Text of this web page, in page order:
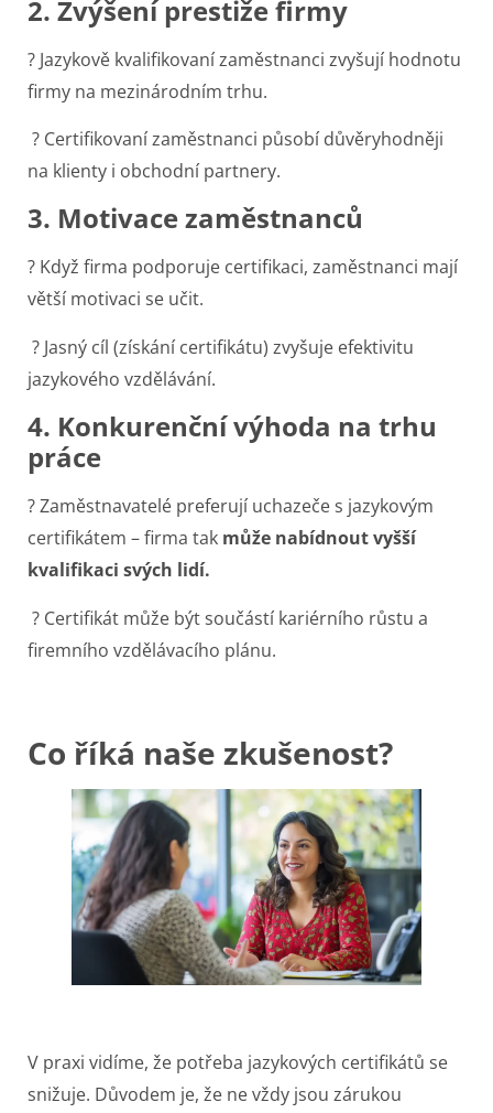
2. Zvýšení prestiže firmy
? Jazykově kvalifikovaní zaměstnanci zvyšují hodnotu
firmy na mezinárodním trhu.
? Certifikovaní zaměstnanci působí důvěryhodněji
na klienty i obchodní partnery.
3. Motivace zaměstnanců
? Když firma podporuje certifikaci, zaměstnanci mají
větší motivaci se učit.
? Jasný cíl (získání certifikátu) zvyšuje efektivitu
jazykového vzdělávání.
4. Konkurenční výhoda na trhu
práce
? Zaměstnavatelé preferují uchazeče s jazykovým
certifikátem – firma tak může nabídnout vyšší
kvalifikaci svých lidí.
? Certifikát může být součástí kariérního růstu a
firemního vzdělávacího plánu.
Co říká naše zkušenost?
V praxi vidíme, že potřeba jazykových certifikátů se
snižuje. Důvodem je, že ne vždy jsou zárukou